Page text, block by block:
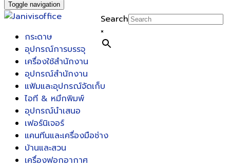
Toggle navigation
Search
×
กระดาษ
อุปกรณ์การบรรจุ
เครื่องใช้สำนักงาน
อุปกรณ์สำนักงาน
แฟ้มและอุปกรณ์จัดเก็บ
ไอที & หมึกพิมพ์
อุปกรณ์นำเสนอ
เฟอร์นิเจอร์
แคนทีนและเครื่องมือช่าง
บ้านและสวน
เครื่องฟอกอากาศ